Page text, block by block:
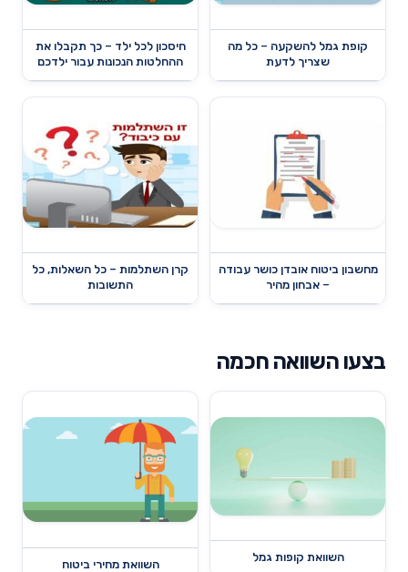
קופת גמל להשקעה – כל מה
שצריך לדעת
חיסכון לכל ילד – כך תקבלו את
ההחלטות הנכונות עבור ילדכם
מחשבון ביטוח אובדן כושר עבודה
– אבחון מהיר
קרן השתלמות – כל השאלות, כל
התשובות
בצעו השוואה חכמה
השוואת קופות גמל
השוואת מחירי ביטוח